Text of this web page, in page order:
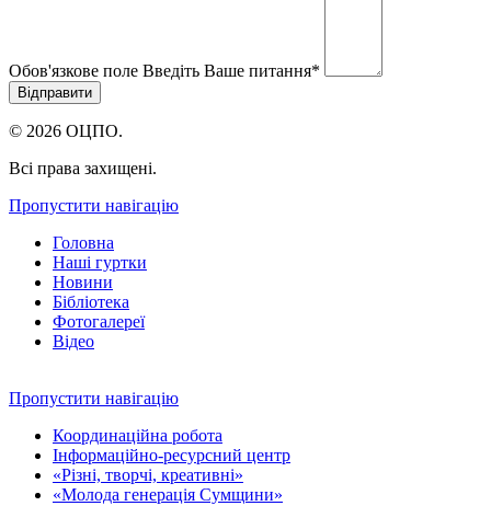
Обов'язкове поле Введіть Ваше питання*
© 2026 ОЦПО.
Всі права захищені.
Пропустити навігацію
Головна
Наші гуртки
Новини
Бібліотека
Фотогалереї
Відео
Пропустити навігацію
Координаційна робота
Інформаційно-ресурсний центр
«Різні, творчі, креативні»
«Молода генерація Сумщини»